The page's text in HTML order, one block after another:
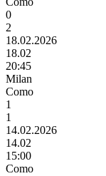
0
2
18.02.2026
18.02
20:45
Milan
Como
1
1
14.02.2026
14.02
15:00
Como